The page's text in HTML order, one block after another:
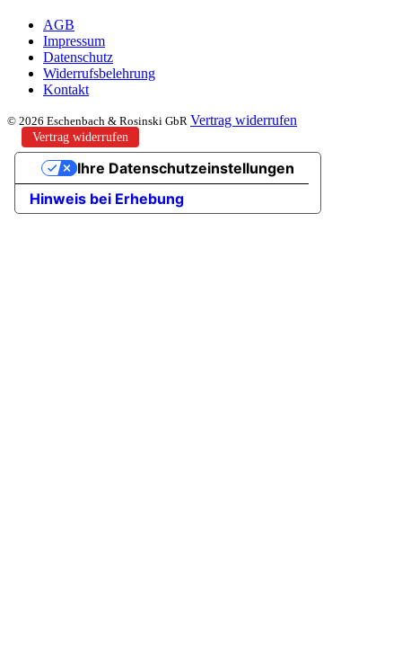
AGB
Impressum
Datenschutz
Widerrufsbelehrung
Kontakt
© 2026 Eschenbach & Rosinski GbR Vertrag widerrufen
Vertrag widerrufen
Hinweis bei Erhebung
Ihre Datenschutzeinstellungen